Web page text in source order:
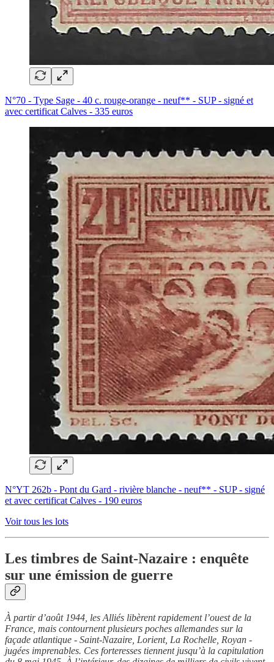
N°70 - Type Sage - 40 c. rouge-orange - neuf** - SUP - signé et
avec certificat Calves - 335 euros
N°YT 262b - Pont du Gard - rivière blanche - neuf** - SUP - signé
et avec certificat Calves - 190 euros
Voir tous les lots
Les timbres de Saint-Nazaire : enquête
sur une émission de guerre
À partir d’août 1944, les Alliés libèrent rapidement l’ouest de la
France, mais contournent plusieurs poches allemandes sur la
façade atlantique - Saint-Nazaire, Lorient, La Rochelle, Royan -
jugées imprenables. Ces forteresses tiennent jusqu’à la capitulation